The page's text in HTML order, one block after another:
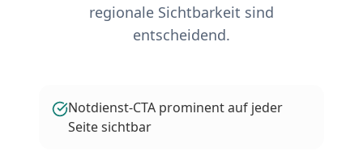
regionale Sichtbarkeit sind
entscheidend.
Notdienst-CTA prominent auf jeder
Seite sichtbar